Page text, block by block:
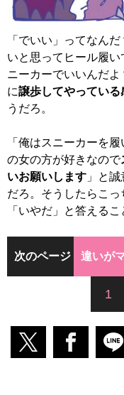
「でいい」ってなん
いと思ってヒール履
ニーカーでいいんだ
に譲歩してやっている
うだろ。
「俺はスニーカーを
の女の方が好きなので
いお願いします 」と
だろ。そうしたらこ
「いやだ」と答えるこ
次のページ 違いが
1